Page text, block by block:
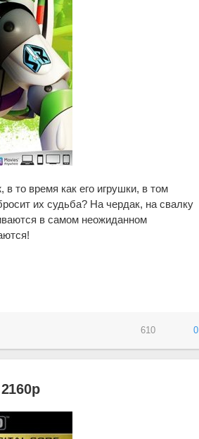
то время как его игрушки, в том
их судьба? На чердак, на свалку
в самом неожиданном
610 0